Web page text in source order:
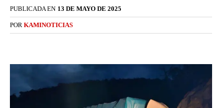
PUBLICADA EN 13 DE MAYO DE 2025
POR KAMINOTICIAS